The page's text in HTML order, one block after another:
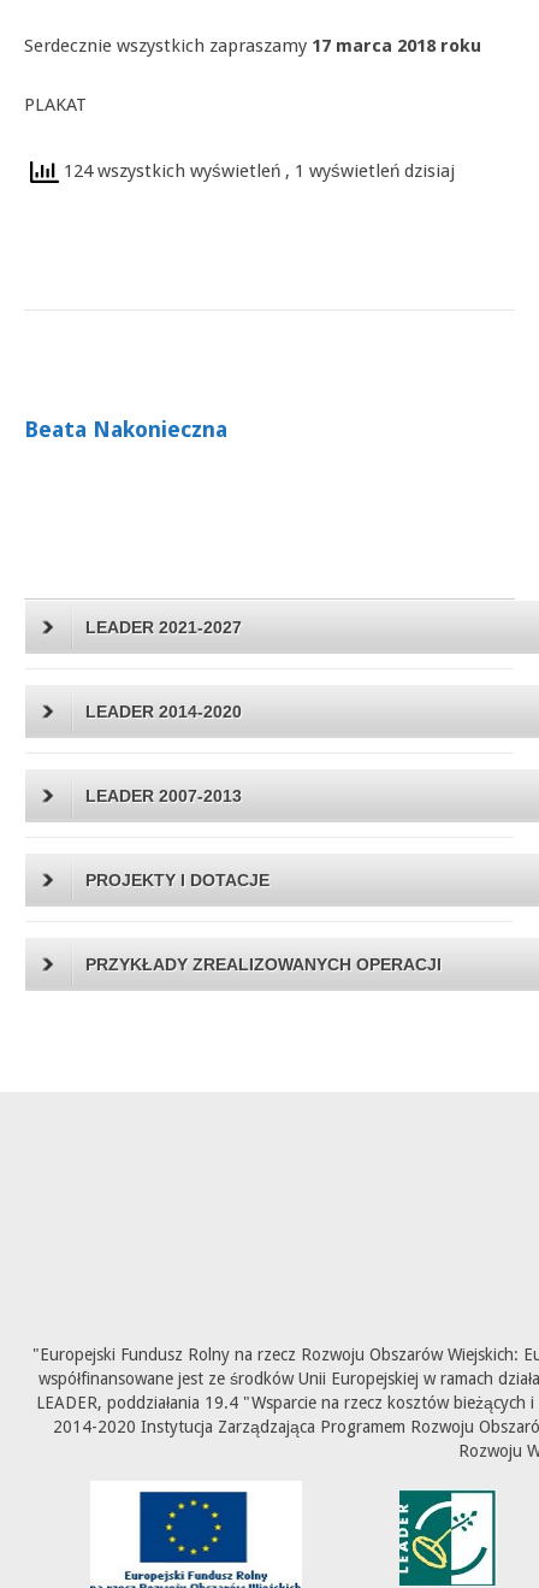
Serdecznie wszystkich zapraszamy 17 marca 2018 roku
PLAKAT
124 wszystkich wyświetleń , 1 wyświetleń dzisiaj
Beata Nakonieczna
LEADER 2021-2027
LEADER 2014-2020
LEADER 2007-2013
PROJEKTY I DOTACJE
PRZYKŁADY ZREALIZOWANYCH OPERACJI
"Europejski Fundusz Rolny na rzecz Rozwoju Obszarów Wiejskich:
współfinansowane jest ze środków Unii Europejskiej w ramach
LEADER, poddziałania 19.4 "Wsparcie na rzecz kosztów
2014-2020 Instytucja Zarządzająca Programem Rozwoju
Rozwoju